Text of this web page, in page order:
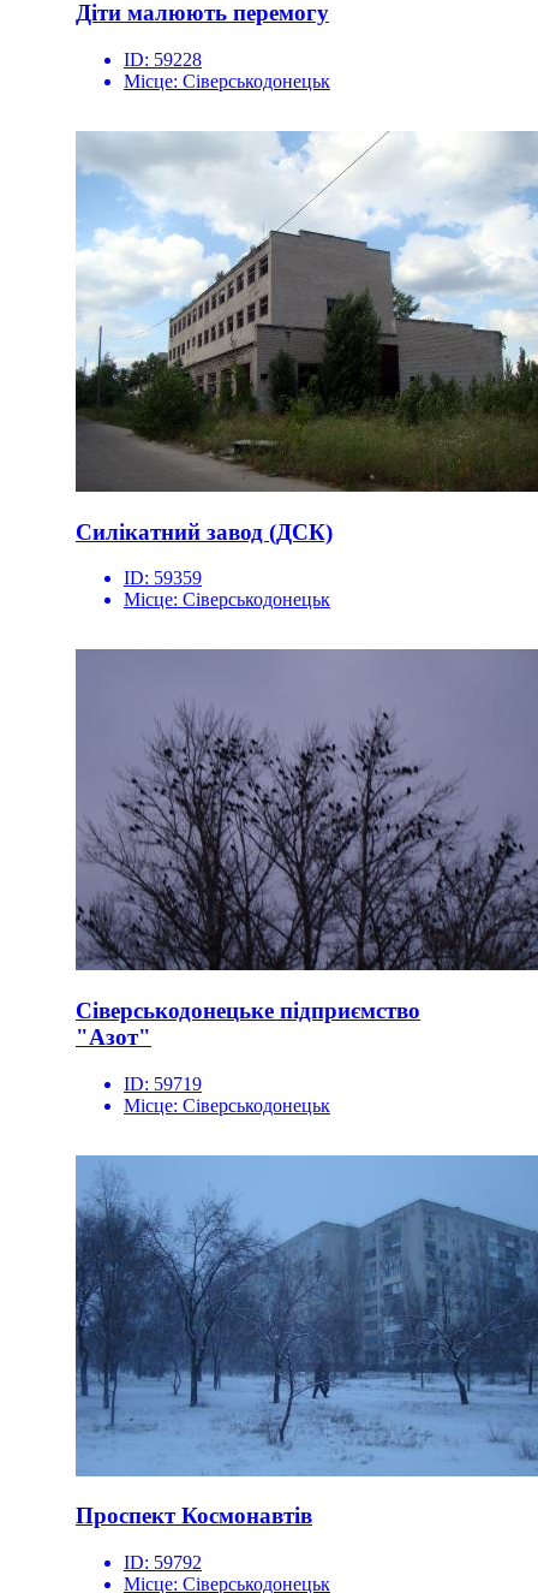
Діти малюють перемогу
ID: 59228
Місце: Сіверськодонецьк
Силікатний завод (ДСК)
ID: 59359
Місце: Сіверськодонецьк
Сіверськодонецьке підприємство
"Азот"
ID: 59719
Місце: Сіверськодонецьк
Проспект Космонавтів
ID: 59792
Місце: Сіверськодонецьк